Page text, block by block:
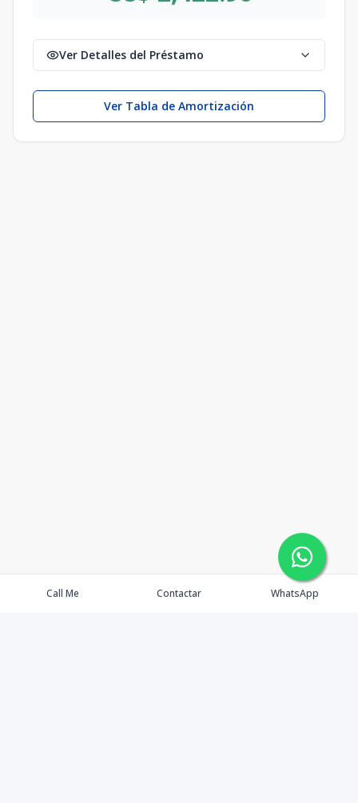
Ver Detalles del Préstamo
Ver Tabla de Amortización
Call Me Contactar WhatsApp